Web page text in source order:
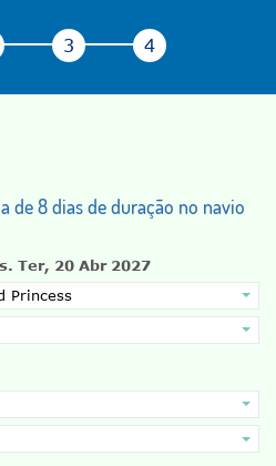
de 8 dias de duração no navio
Ter, 20 Abr 2027